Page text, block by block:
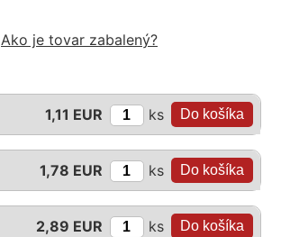
Ako je tovar zabalený?
1,11 EUR ks
1,78 EUR ks
2,89 EUR ks